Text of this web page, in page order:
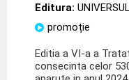
Editura:
promoție
Editia a VI-a a
consecinta celor